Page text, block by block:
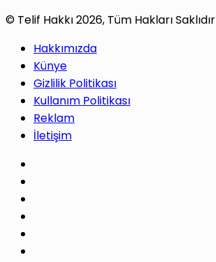
© Telif Hakkı 2026, Tüm Hakları Saklıdır
Hakkımızda
Künye
Gizlilik Politikası
Kullanım Politikası
Reklam
İletişim